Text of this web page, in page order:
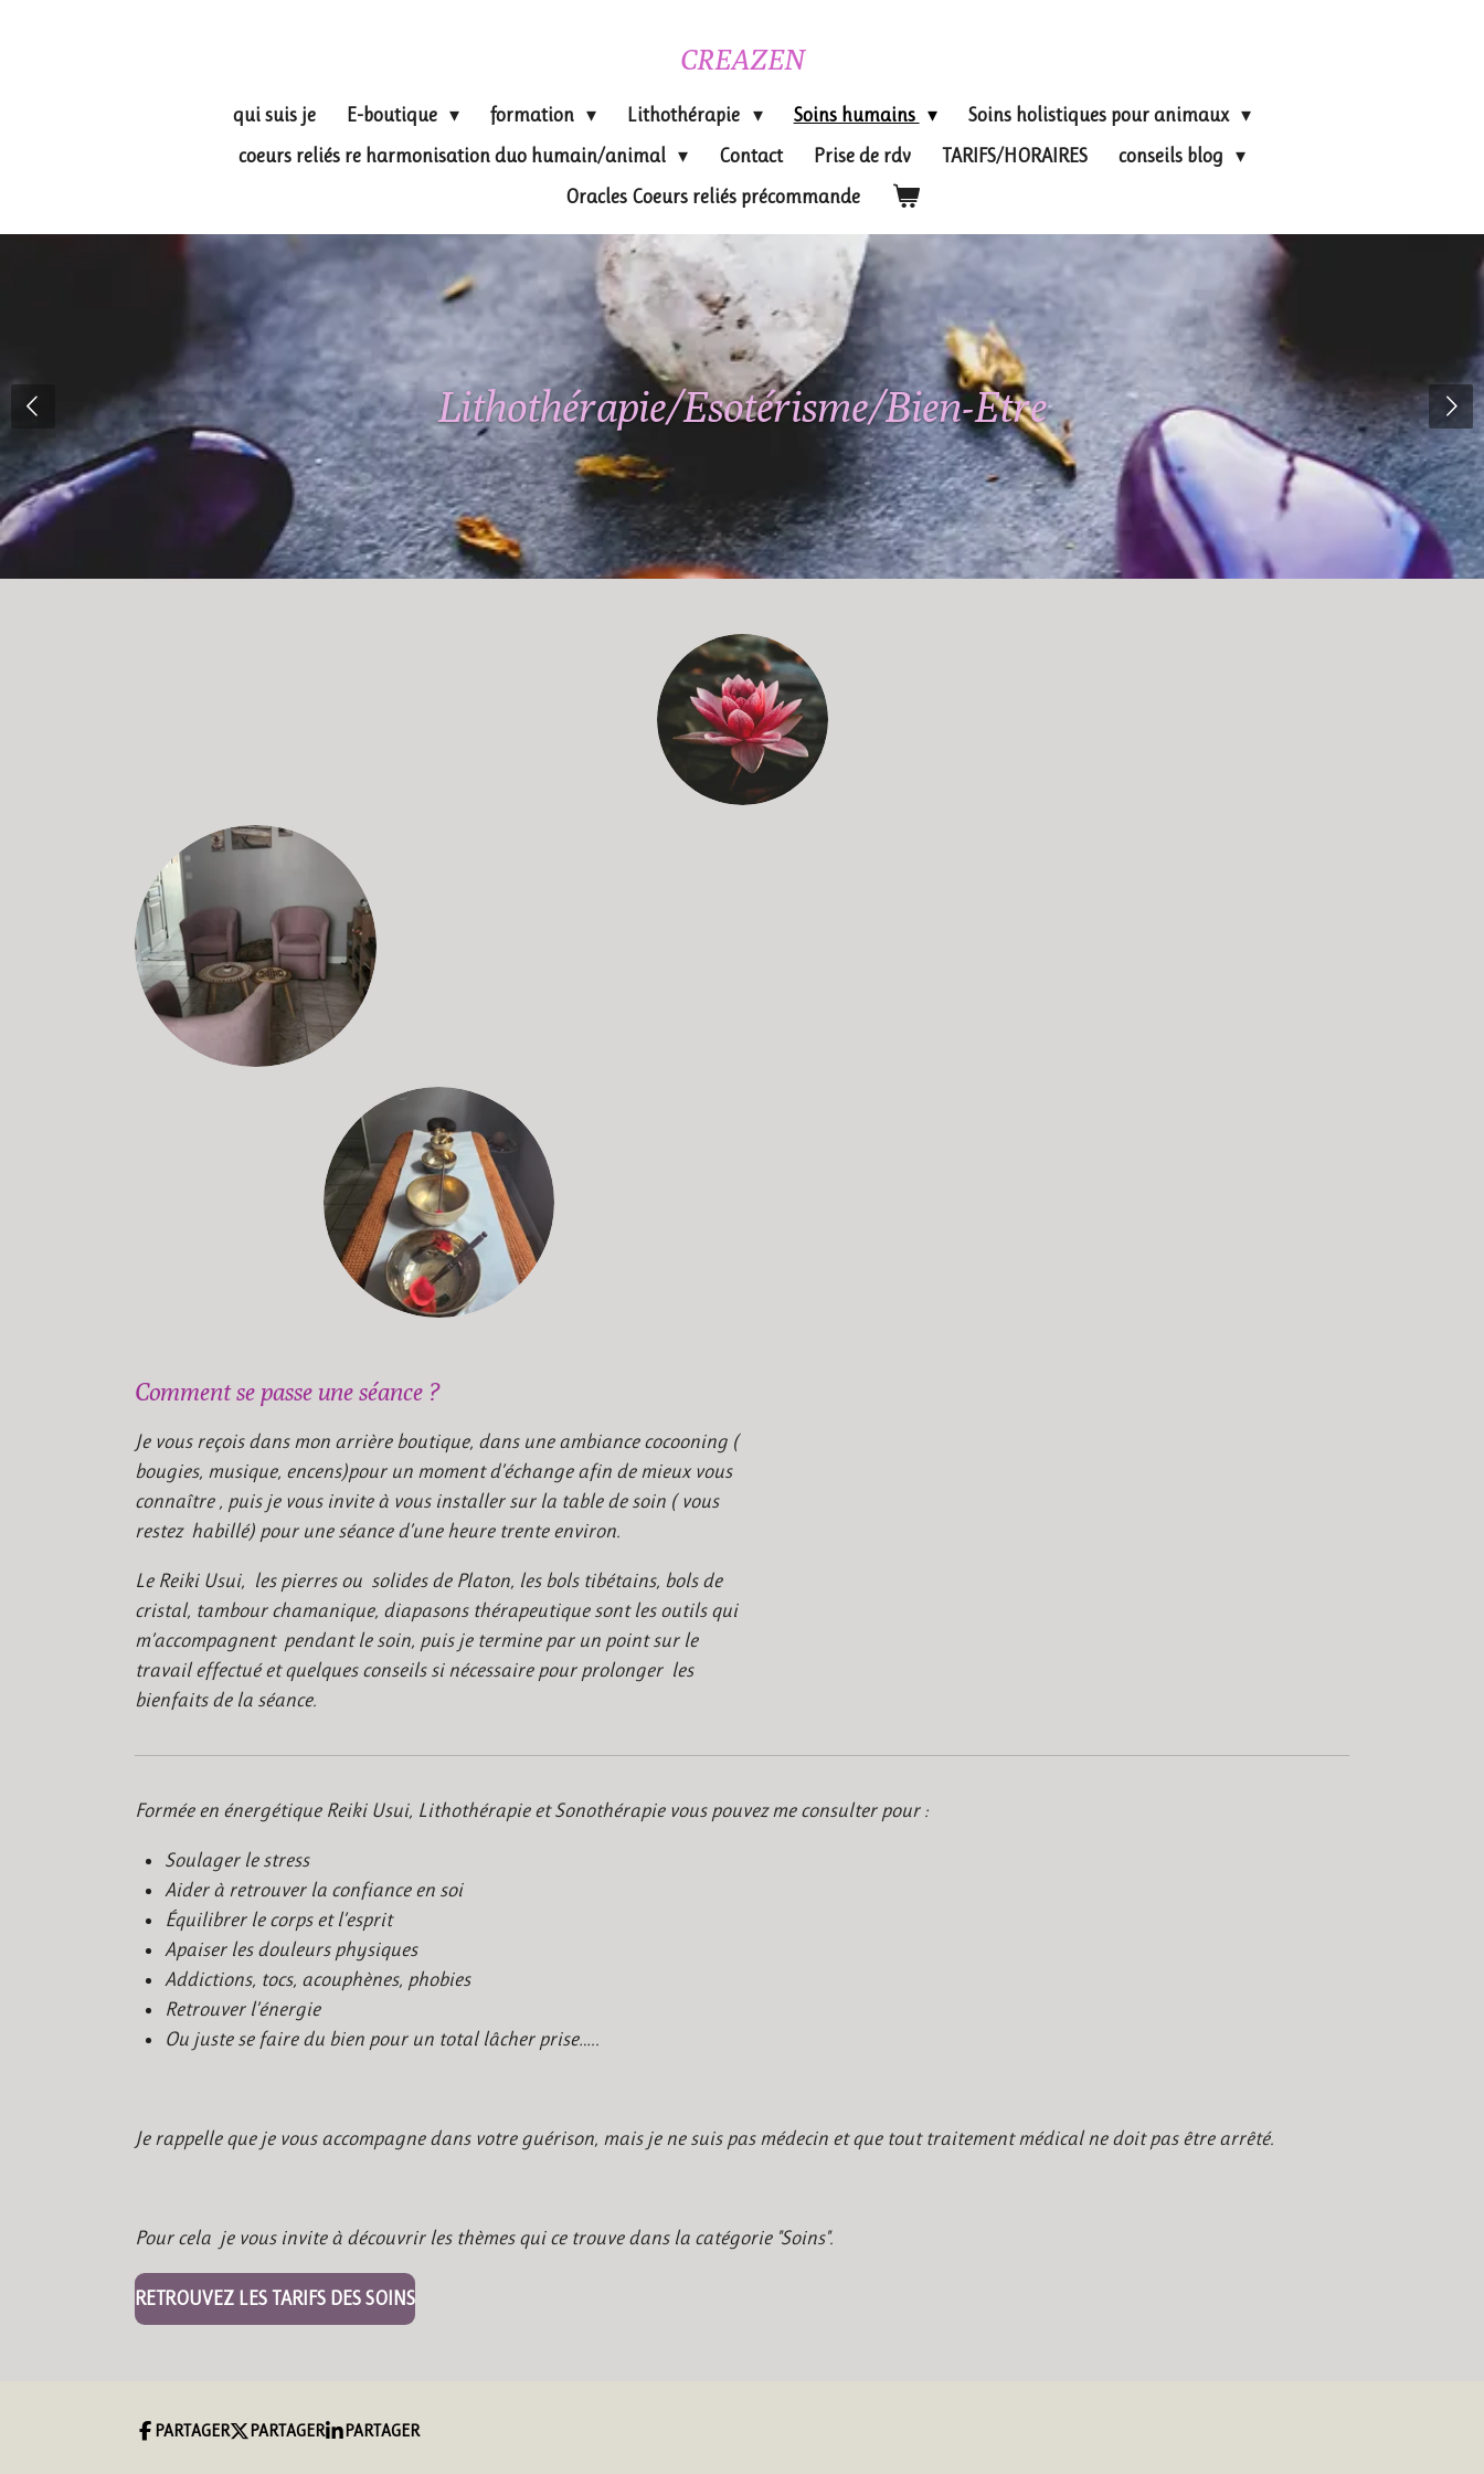
CREAZEN
qui suis je E-boutique formation Lithothérapie Soins humains
Soins holistiques pour animaux
coeurs reliés re harmonisation duo humain/animal
Contact Prise de rdv TARIFS/HORAIRES
conseils blog
Oracles Coeurs reliés précommande
Lithothérapie/Esotérisme/Bien-Etre
Comment se passe une séance ?
Je vous reçois dans mon arrière boutique, dans une ambiance cocooning (
bougies, musique, encens)pour un moment d’échange afin de mieux vous
connaître , puis je vous invite à vous installer sur la table de soin ( vous
restez habillé) pour une séance d’une heure trente environ.
Le Reiki Usui, les pierres ou solides de Platon, les bols tibétains, bols de
cristal, tambour chamanique, diapasons thérapeutique sont les outils qui
m’accompagnent pendant le soin, puis je termine par un point sur le
travail effectué et quelques conseils si nécessaire pour prolonger les
bienfaits de la séance.
Formée en énergétique Reiki Usui, Lithothérapie et Sonothérapie vous pouvez me consulter pour :
Soulager le stress
Aider à retrouver la confiance en soi
Équilibrer le corps et l’esprit
Apaiser les douleurs physiques
Addictions, tocs, acouphènes, phobies
Retrouver l’énergie
Ou juste se faire du bien pour un total lâcher prise…..
Je rappelle que je vous accompagne dans votre guérison, mais je ne suis pas médecin et que tout traitement médical ne doit pas être arrêté.
Pour cela je vous invite à découvrir les thèmes qui ce trouve dans la catégorie "Soins".
RETROUVEZ LES TARIFS DES SOINS
PARTAGER PARTAGER PARTAGER